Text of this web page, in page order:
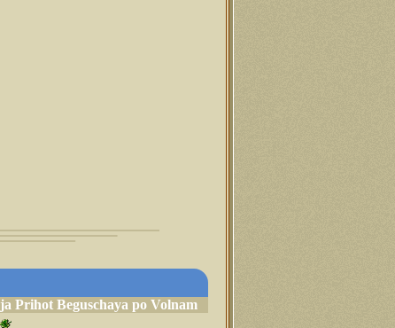
Prihot Beguschaya po Volnam